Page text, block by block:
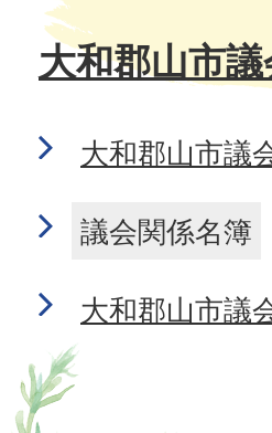
大和郡山市
大和郡山市議
議会関係名簿
大和郡山市議